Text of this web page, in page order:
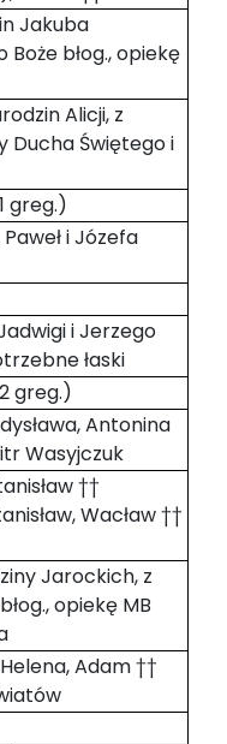
Jakuba
błog., opiekę
Alicji, z
Ducha Świętego i
greg.)
i Józefa
i Jerzego
łaski
greg.)
Antonina
Wasyjczuk
††
Wacław ††
Jarockich, z
opiekę MB
Adam ††